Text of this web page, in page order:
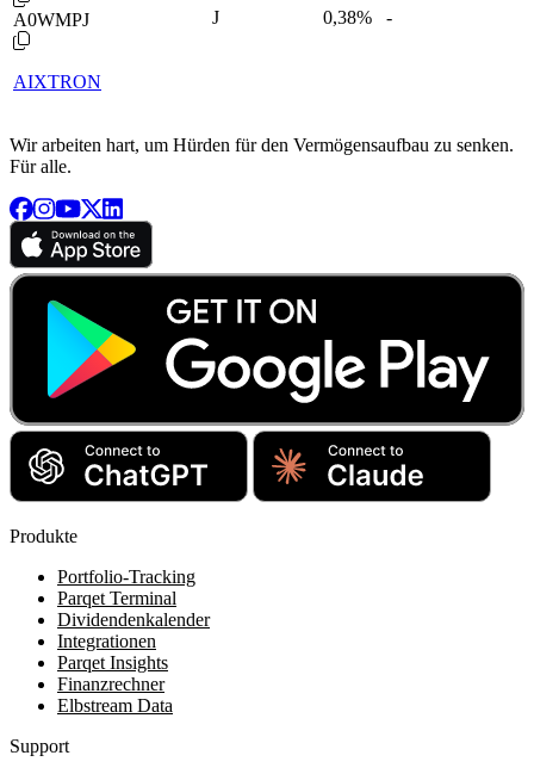
A0WMPJ
AIXTRON
J 0,38% -
Wir arbeiten hart, um Hürden für den Vermögensaufbau zu senken.
Für alle.
Produkte
Portfolio-Tracking
Parqet Terminal
Dividendenkalender
Integrationen
Parqet Insights
Finanzrechner
Elbstream Data
Support